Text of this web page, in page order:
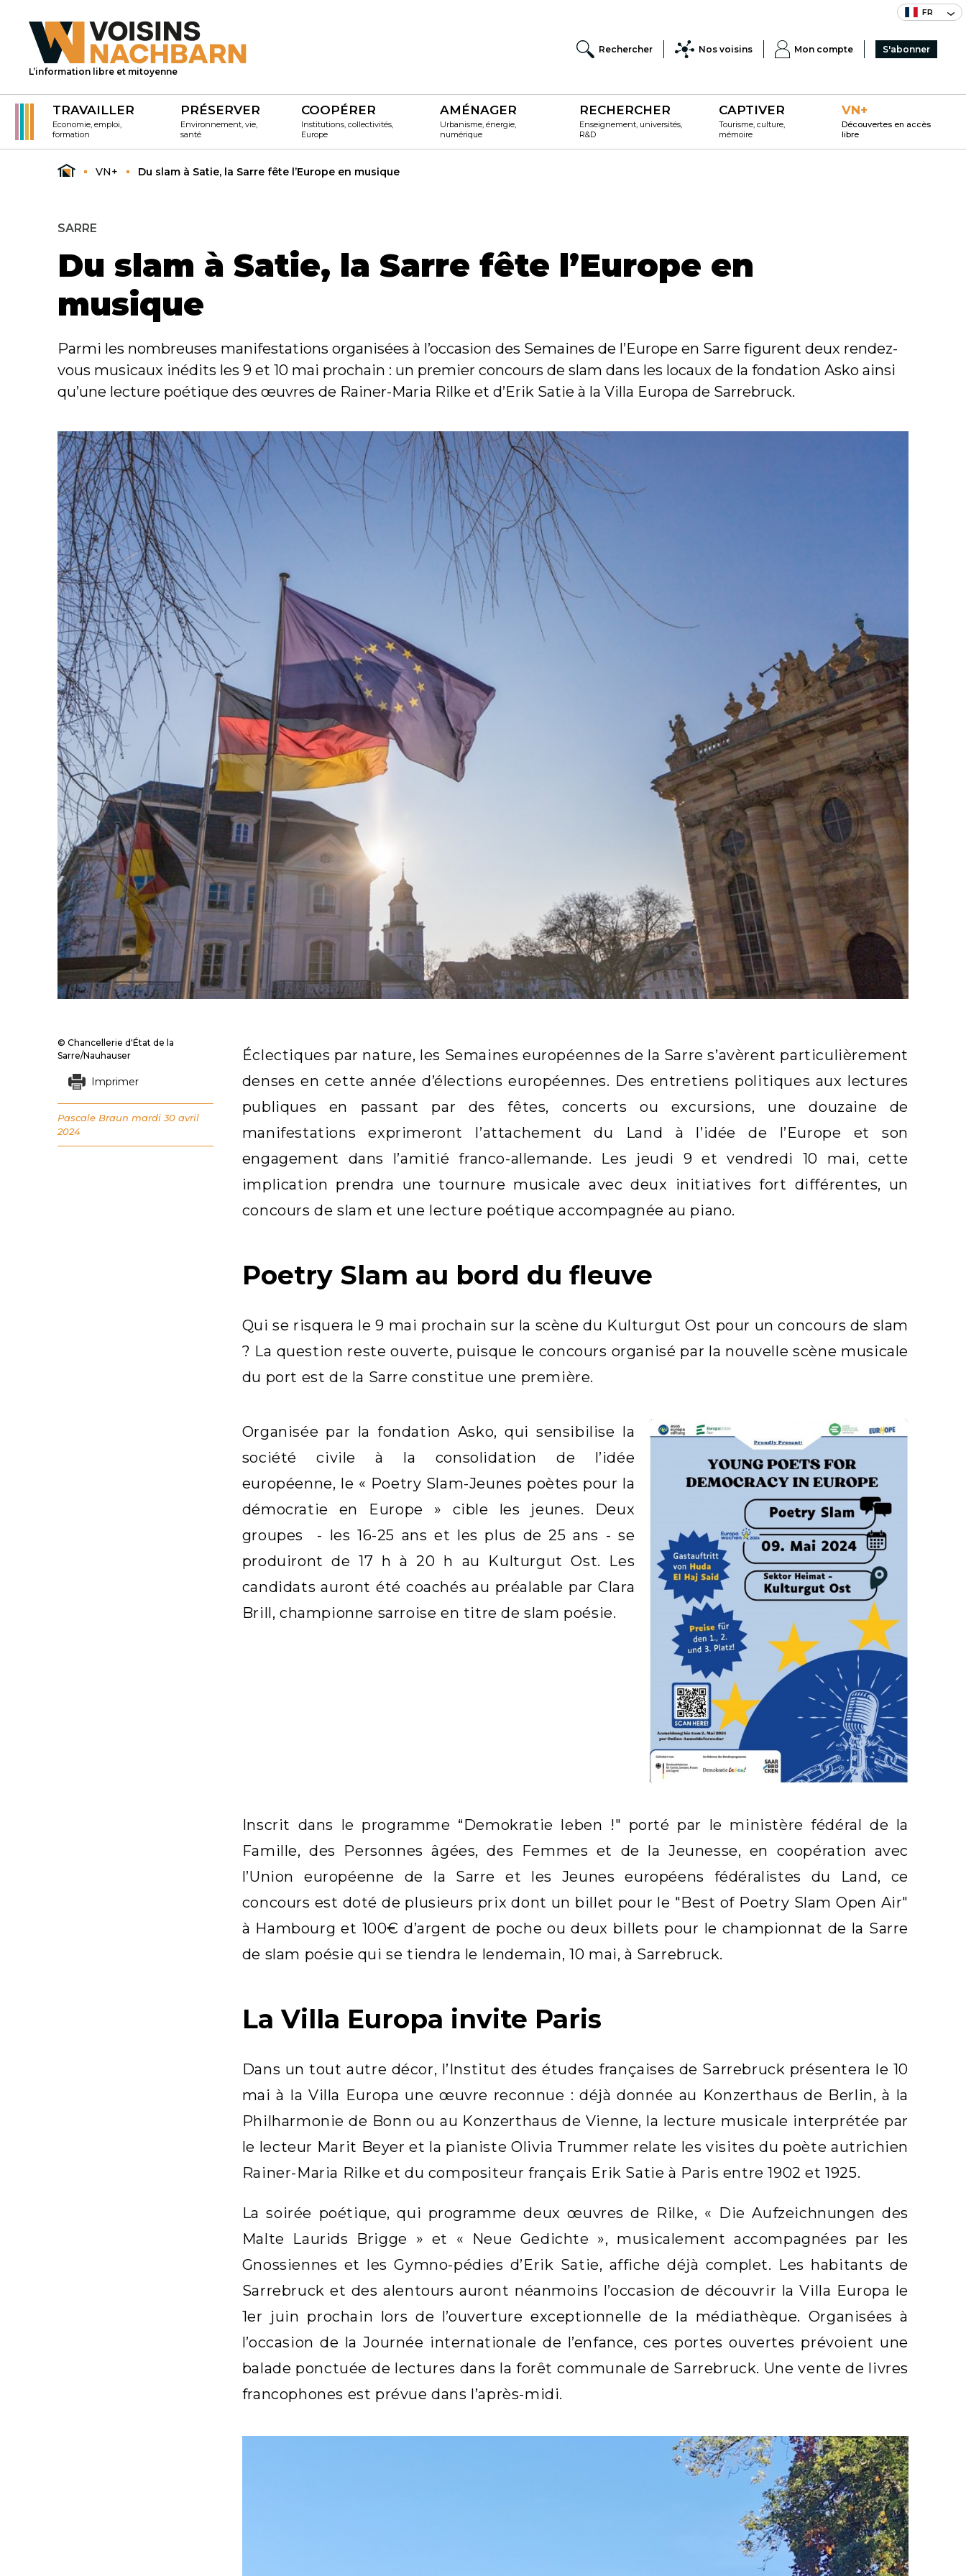
FR
L’information libre et mitoyenne
Rechercher Nos voisins Mon compte S'abonner
TRAVAILLER
Economie, emploi,
formation
PRÉSERVER
Environnement, vie,
santé
COOPÉRER
Institutions, collectivités,
Europe
AMÉNAGER
Urbanisme, énergie,
numérique
RECHERCHER
Enseignement, universités,
R&D
CAPTIVER
Tourisme, culture,
mémoire
VN+
Découvertes en accès
libre
VN+ Du slam à Satie, la Sarre fête l’Europe en musique
SARRE
Du slam à Satie, la Sarre fête l’Europe en
musique
Parmi les nombreuses manifestations organisées à l’occasion des Semaines de l’Europe en Sarre figurent deux rendez-
vous musicaux inédits les 9 et 10 mai prochain : un premier concours de slam dans les locaux de la fondation Asko ainsi
qu’une lecture poétique des œuvres de Rainer-Maria Rilke et d’Erik Satie à la Villa Europa de Sarrebruck.
Éclectiques par nature, les Semaines européennes de la Sarre s’avèrent particulièrement
denses en cette année d’élections européennes. Des entretiens politiques aux lectures
publiques en passant par des fêtes, concerts ou excursions, une douzaine de
manifestations exprimeront l’attachement du Land à l’idée de l’Europe et son
engagement dans l’amitié franco-allemande. Les jeudi 9 et vendredi 10 mai, cette
implication prendra une tournure musicale avec deux initiatives fort différentes, un
concours de slam et une lecture poétique accompagnée au piano.
Poetry Slam au bord du fleuve
Qui se risquera le 9 mai prochain sur la scène du Kulturgut Ost pour un concours de slam
? La question reste ouverte, puisque le concours organisé par la nouvelle scène musicale
du port est de la Sarre constitue une première.
Organisée par la fondation Asko, qui sensibilise la
société civile à la consolidation de l’idée
européenne, le « Poetry Slam-Jeunes poètes pour la
démocratie en Europe » cible les jeunes. Deux
groupes - les 16-25 ans et les plus de 25 ans - se
produiront de 17 h à 20 h au Kulturgut Ost. Les
candidats auront été coachés au préalable par Clara
Brill, championne sarroise en titre de slam poésie.
Inscrit dans le programme “Demokratie leben !" porté par le ministère fédéral de la
Famille, des Personnes âgées, des Femmes et de la Jeunesse, en coopération avec
l’Union européenne de la Sarre et les Jeunes européens fédéralistes du Land, ce
concours est doté de plusieurs prix dont un billet pour le "Best of Poetry Slam Open Air"
à Hambourg et 100€ d’argent de poche ou deux billets pour le championnat de la Sarre
de slam poésie qui se tiendra le lendemain, 10 mai, à Sarrebruck.
La Villa Europa invite Paris
Dans un tout autre décor, l’Institut des études françaises de Sarrebruck présentera le 10
mai à la Villa Europa une œuvre reconnue : déjà donnée au Konzerthaus de Berlin, à la
Philharmonie de Bonn ou au Konzerthaus de Vienne, la lecture musicale interprétée par
le lecteur Marit Beyer et la pianiste Olivia Trummer relate les visites du poète autrichien
Rainer-Maria Rilke et du compositeur français Erik Satie à Paris entre 1902 et 1925.
La soirée poétique, qui programme deux œuvres de Rilke, « Die Aufzeichnungen des
Malte Laurids Brigge » et « Neue Gedichte », musicalement accompagnées par les
Gnossiennes et les Gymno-pédies d’Erik Satie, affiche déjà complet. Les habitants de
Sarrebruck et des alentours auront néanmoins l’occasion de découvrir la Villa Europa le
1er juin prochain lors de l’ouverture exceptionnelle de la médiathèque. Organisées à
l’occasion de la Journée internationale de l’enfance, ces portes ouvertes prévoient une
balade ponctuée de lectures dans la forêt communale de Sarrebruck. Une vente de livres
francophones est prévue dans l’après-midi.
© Chancellerie d'État de la
Sarre/Nauhauser
Imprimer
Pascale Braun mardi 30 avril
2024